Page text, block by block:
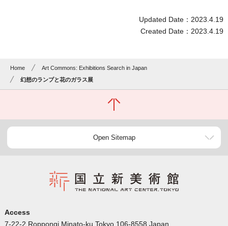
Updated Date：2023.4.19
Created Date：2023.4.19
Home
Art Commons: Exhibitions Search in Japan
幻想のランプと花のガラス展
Open Sitemap
Access
7-22-2 Roppongi Minato-ku Tokyo 106-8558 Japan